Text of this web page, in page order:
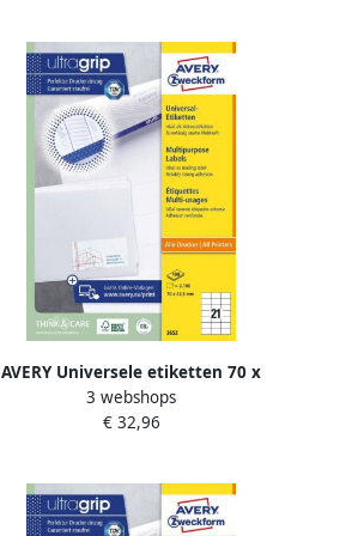
AVERY Universele etiketten 70 x
42 3 mm wit Inkjetprinter
Laserprinter Kopieerapparaat
3 webshops
€ 32,96